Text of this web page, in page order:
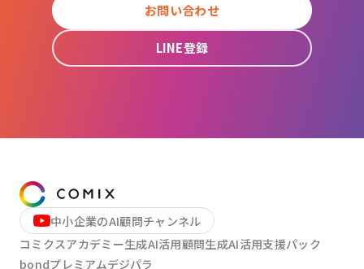
役員紹介
企業理念
お問い合わせ
お問い合わせ
LINE登録
中小企業のAI顧問チャンネル
コミクスアカデミー生成AI活用顧問生成AI活用支援パック
bondプレミアムデジパラ